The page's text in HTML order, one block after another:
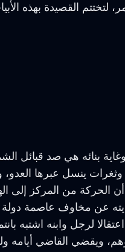
لتختتم القصيدة بهذه
بنائه هي صد قبائل
وثغرات ينسل عبرها
أن الحركة من المركز
عن مخاوف عاصمة دولة
لرجل وابنه اشتبه
القاضي أيامه